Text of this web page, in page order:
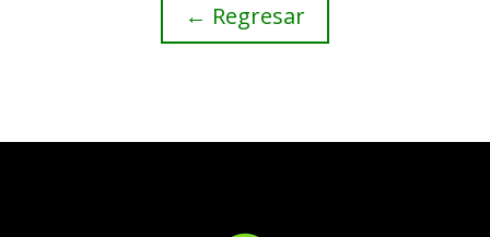
← Regresar